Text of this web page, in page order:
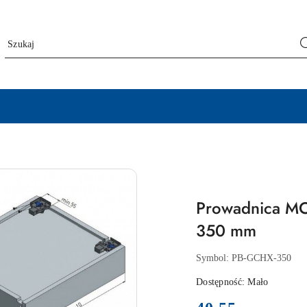
Prowadnica
350 mm
Symbol: PB-GCHX-350
Dostępność:Mało